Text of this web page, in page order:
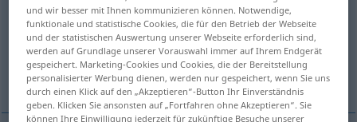
Übersicht aller Übersetzungen
(Für mehr Details die Übersetzung anklicken/antippen)
recibo, merecido merecido
und wir besser mit Ihnen kommunizieren können. Notwendige,
funktionale und statistische Cookies, die für den Betrieb der Webseite
und der statistischen Auswertung unserer Webseite erforderlich sind,
werden auf Grundlage unserer Vorauswahl immer auf Ihrem Endgerät
gespeichert. Marketing-Cookies und Cookies, die der Bereitstellung
personalisierter Werbung dienen, werden nur gespeichert, wenn Sie uns
durch einen Klick auf den „Akzeptieren“-Button Ihr Einverständnis
geben. Klicken Sie ansonsten auf „Fortfahren ohne Akzeptieren“. Sie
können Ihre Einwilligung jederzeit für zukünftige Besuche unserer